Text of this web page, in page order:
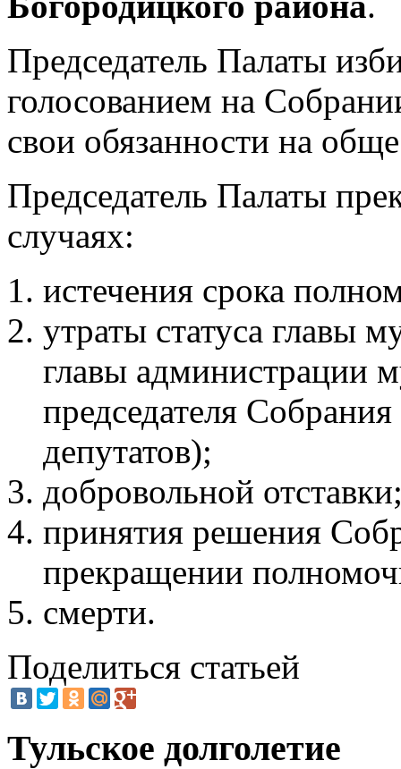
Председатель Палаты
голосованием на
свои обязанности на
Председатель Палаты
случаях:
истечения срока
утраты статуса главы
главы администрации
председателя
депутатов);
добровольной
принятия решения
прекращении
смерти.
Поделиться статьей
Тульское долголетие